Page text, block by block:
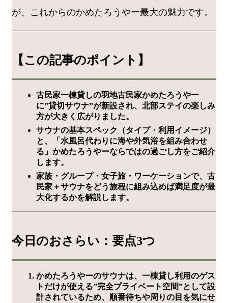
が、これからのかめたろうやー最大の魅力です。
【この記事のポイント】
古民家一棟貸しの羽地古民家かめたろうやー
に”貸切サウナ”が新設され、北部ステイの楽しみ
方が大きく広がりました。
サウナの基本スペック（タイプ・利用イメージ）
と、「水風呂代わりに海や外気浴を組み合わせ
る」かめたろうやーならではの過ごし方をご紹介
します。
家族・グループ・女子旅・ワーケーションで、古
民家＋サウナをどう旅程に組み込めば満足度が最
大化するかを解説します。
今日のおさらい：要点3つ
かめたろうやーのサウナは、一棟貸し利用のゲス
トだけが使える”完全プライベート空間”として設
計されているため、順番待ちや周りの目を気にせ